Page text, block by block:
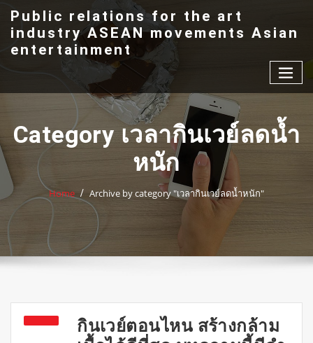
content
Public relations for the art
industry ASEAN movements Asian
entertainment
Category เวลากินเวย์ลดน้ำ
หนัก
Home Archive by category "เวลากินเวย์ลดน้ำหนัก"
กินเวย์ตอนไหน สร้างกล้าม